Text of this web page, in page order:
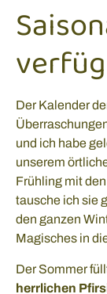
Der Kalender
und ich habe
unserem
Frühling mit
tausche ich sie
den ganzen
Magisches in
Der Sommer
herrlichen